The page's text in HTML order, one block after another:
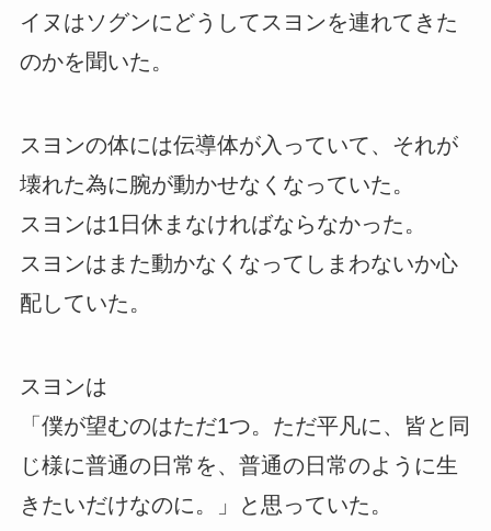
イヌはソグンにどうしてスヨンを連れてきた
のかを聞いた。
スヨンの体には伝導体が入っていて、それが
壊れた為に腕が動かせなくなっていた。
スヨンは1日休まなければならなかった。
スヨンはまた動かなくなってしまわないか心
配していた。
スヨンは
「僕が望むのはただ1つ。ただ平凡に、皆と同
じ様に普通の日常を、普通の日常のように生
きたいだけなのに。」と思っていた。